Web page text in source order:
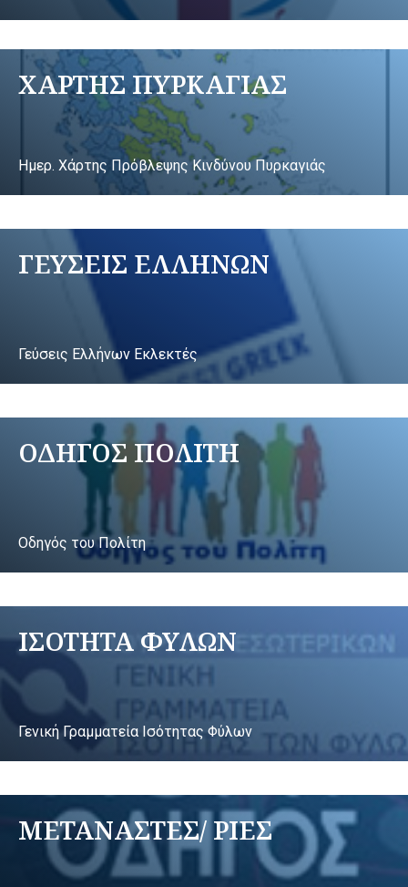
ΧΑΡΤΗΣ ΠΥΡΚΑΓΙΑΣ
Ημερ. Χάρτης Πρόβλεψης Κινδύνου Πυρκαγιάς
ΓΕΥΣΕΙΣ ΕΛΛΗΝΩΝ
Γεύσεις Ελλήνων Εκλεκτές
ΟΔΗΓΟΣ ΠΟΛΙΤΗ
Οδηγός του Πολίτη
ΙΣΟΤΗΤΑ ΦΥΛΩΝ
Γενική Γραμματεία Ισότητας Φύλων
ΜΕΤΑΝΑΣΤΕΣ/ ΡΙΕΣ